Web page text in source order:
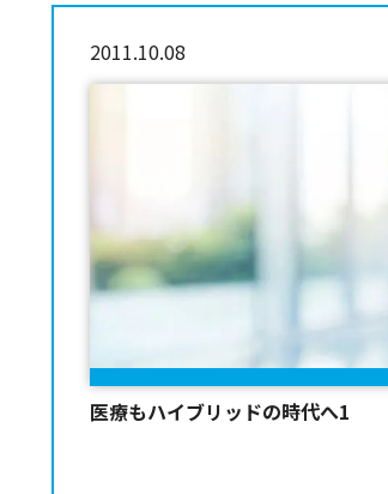
2011.10.08
医療もハイブリッドの時代へ1